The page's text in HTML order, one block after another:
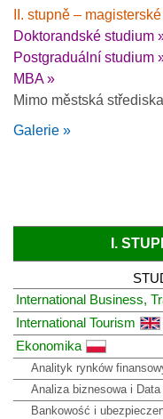
II. stupně –
Doktorandské studium
Postgraduální studium
MBA »
Mimo městská
Galerie »
I.
International Business,
International Tourism
Ekonomika
Analityk rynków
Analiza biznesowa i
Bankowość i